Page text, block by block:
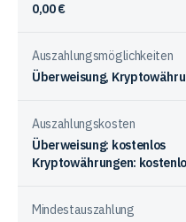
0,00 €
Auszahlungsmöglichkeiten
Überweisung,
Auszahlungskosten
Überweisung: kostenlos
Kryptowährungen:
Mindestauszahlung